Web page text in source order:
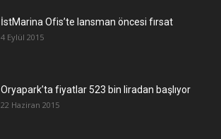
İstMarina Ofis’te lansman öncesi fırsat
4 Eylül 2015
Oryapark’ta fiyatlar 523 bin liradan başlıyor
22 Haziran 2015